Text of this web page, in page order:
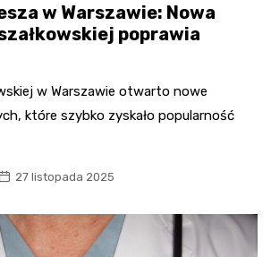
w Warszawie: Nowa
poprawia
w Warszawie otwarto nowe
które szybko zyskało popularność
27 listopada 2025